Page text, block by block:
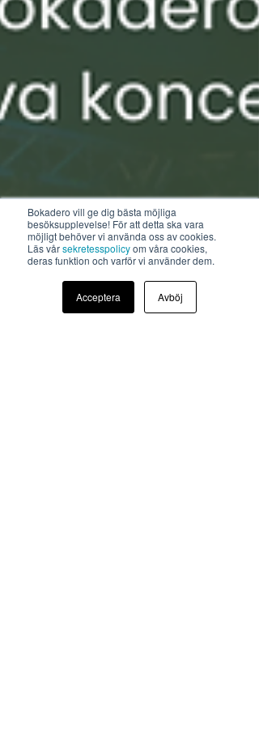
Bokadero vill ge dig bästa möjliga
besöksupplevelse! För att detta ska vara
möjligt behöver vi använda oss av cookies.
Läs vårsekretesspolicyom våra cookies,
deras funktion och varför vi använder dem.
Acceptera Avböj